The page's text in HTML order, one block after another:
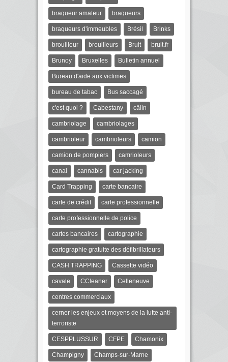
braqueur amateur braqueurs
braqueurs d'immeubles Brésil Brinks
brouilleur brouilleurs Bruit bruit.fr
Brunoy Bruxelles Bulletin annuel
Bureau d'aide aux victimes
bureau de tabac Bus saccagé
c'est quoi ? Cabestany câlin
cambriolage cambriolages
cambrioleur cambrioleurs camion
camion de pompiers camrioleurs
canal cannabis car jacking
Card Trapping carte bancaire
carte de crédit carte professionnelle
carte professionnelle de police
cartes bancaires cartographie
cartographie gratuite des défibrillateurs
CASH TRAPPING Cassette vidéo
cavale CCleaner Celleneuve
centres commerciaux
cerner les enjeux et moyens de la lutte anti-
terroriste
CESPPLUSSUR CFPE Chamonix
Champigny Champs-sur-Marne